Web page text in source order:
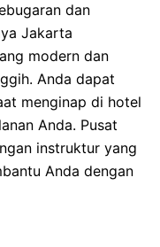
dan
Jakarta
modern dan
Anda dapat
menginap di hotel
Anda. Pusat
instruktur yang
Anda dengan